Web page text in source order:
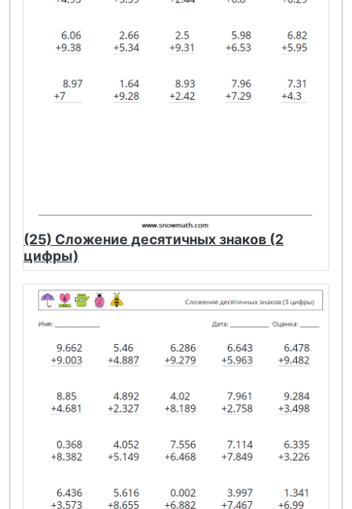
(25) Сложение десятичных знаков (2
цифры)